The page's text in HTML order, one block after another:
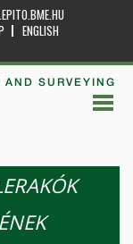
ENGLISH
AND SURVEYING